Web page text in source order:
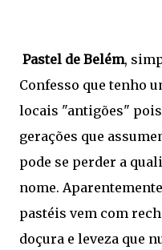
Pastel de Belém,
Confesso que tenho
locais "antigões" pois
gerações que
pode se perder a
nome.
pastéis vem com
doçura e leveza que